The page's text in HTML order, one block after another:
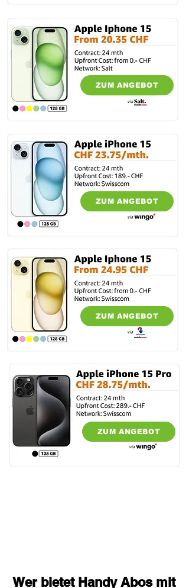
ZUM ANGEBOT
ZUM ANGEBOT
ZUM ANGEBOT
ZUM ANGEBOT
Wer bietet Handy Abos mit